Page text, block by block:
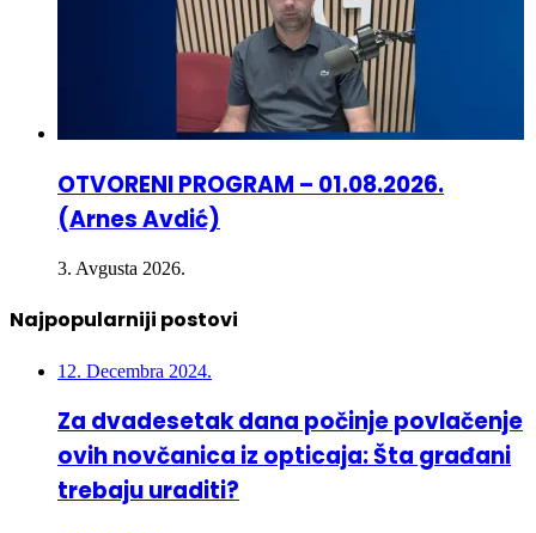
OTVORENI PROGRAM – 01.08.2026.
(Arnes Avdić)
3. Avgusta 2026.
Najpopularniji postovi
12. Decembra 2024.
Za dvadesetak dana počinje povlačenje
ovih novčanica iz opticaja: Šta građani
trebaju uraditi?
6. Aprila 2021.